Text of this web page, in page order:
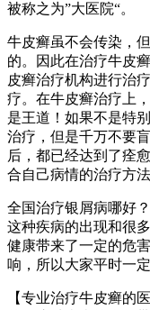
被称之为”大医院“。
牛皮癣虽不会传染，
的。因此在治疗牛皮
皮癣治疗机构进行治
疗。在牛皮癣治疗上
是王道！如果不是特
治疗，但是千万不要
后，都已经达到了痊
合自己病情的治疗方法
全国治疗银屑病哪好
这种疾病的出现和很
健康带来了一定的危
响，所以大家平时一
【专业治疗牛皮癣的